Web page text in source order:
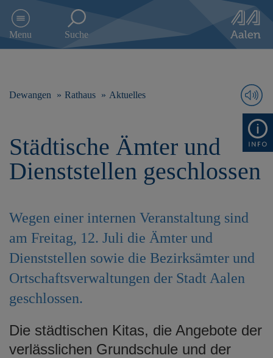
e
Menu Suche
Dewangen Rathaus Aktuelles
Städtische Ämter und
Dienststellen geschlossen
Wegen einer internen Veranstaltung sind
am Freitag, 12. Juli die Ämter und
Dienststellen sowie die Bezirksämter und
Ortschaftsverwaltungen der Stadt Aalen
geschlossen.
Die städtischen Kitas, die Angebote der
verlässlichen Grundschule und der